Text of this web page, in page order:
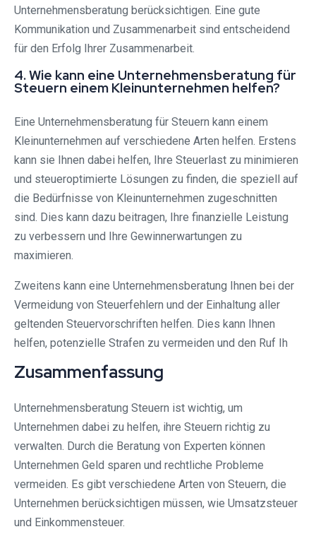
Unternehmensberatung berücksichtigen. Eine gute
Kommunikation und Zusammenarbeit sind entscheidend
für den Erfolg Ihrer Zusammenarbeit.
4. Wie kann eine Unternehmensberatung für
Steuern einem Kleinunternehmen helfen?
Eine Unternehmensberatung für Steuern kann einem
Kleinunternehmen auf verschiedene Arten helfen. Erstens
kann sie Ihnen dabei helfen, Ihre Steuerlast zu minimieren
und steueroptimierte Lösungen zu finden, die speziell auf
die Bedürfnisse von Kleinunternehmen zugeschnitten
sind. Dies kann dazu beitragen, Ihre finanzielle Leistung
zu verbessern und Ihre Gewinnerwartungen zu
maximieren.
Zweitens kann eine Unternehmensberatung Ihnen bei der
Vermeidung von Steuerfehlern und der Einhaltung aller
geltenden Steuervorschriften helfen. Dies kann Ihnen
helfen, potenzielle Strafen zu vermeiden und den Ruf Ih
Zusammenfassung
Unternehmensberatung Steuern ist wichtig, um
Unternehmen dabei zu helfen, ihre Steuern richtig zu
verwalten. Durch die Beratung von Experten können
Unternehmen Geld sparen und rechtliche Probleme
vermeiden. Es gibt verschiedene Arten von Steuern, die
Unternehmen berücksichtigen müssen, wie Umsatzsteuer
und Einkommensteuer.